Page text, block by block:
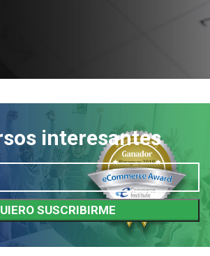
interesantes